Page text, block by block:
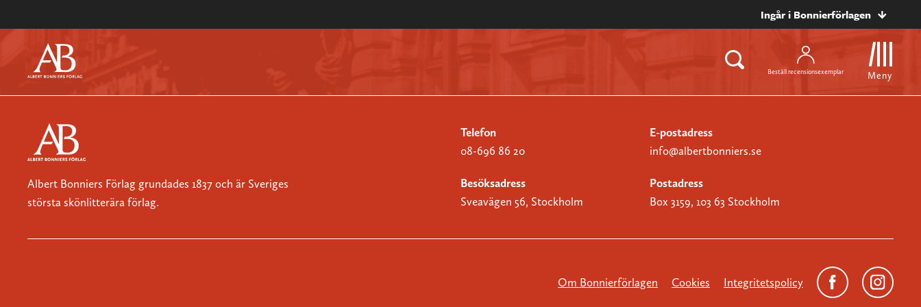
Ingår i Bonnierförlagen
Beställ recensionsexemplar Meny
Albert Bonniers Förlag grundades 1837 och är Sveriges
största skönlitterära förlag.
Telefon
08-696 86 20
E-postadress
info@albertbonniers.se
Besöksadress
Sveavägen 56, Stockholm
Postadress
Box 3159, 103 63 Stockholm
Om Bonnierförlagen Cookies Integritetspolicy